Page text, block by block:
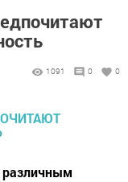
1091 0 0
различным